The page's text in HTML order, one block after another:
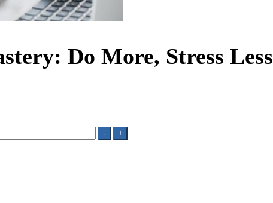
Do More, Stress Less
-
+